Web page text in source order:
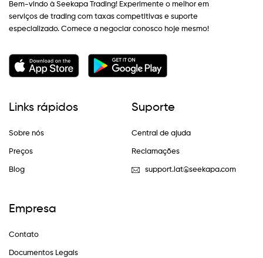
Bem-vindo à Seekapa Trading! Experimente o melhor em
serviços de trading com taxas competitivas e suporte
especializado. Comece a negociar conosco hoje mesmo!
Links rápidos
Sobre nós
Preços
Blog
Suporte
Central de ajuda
Reclamações
support.lat@seekapa.com
Empresa
Contato
Documentos Legais